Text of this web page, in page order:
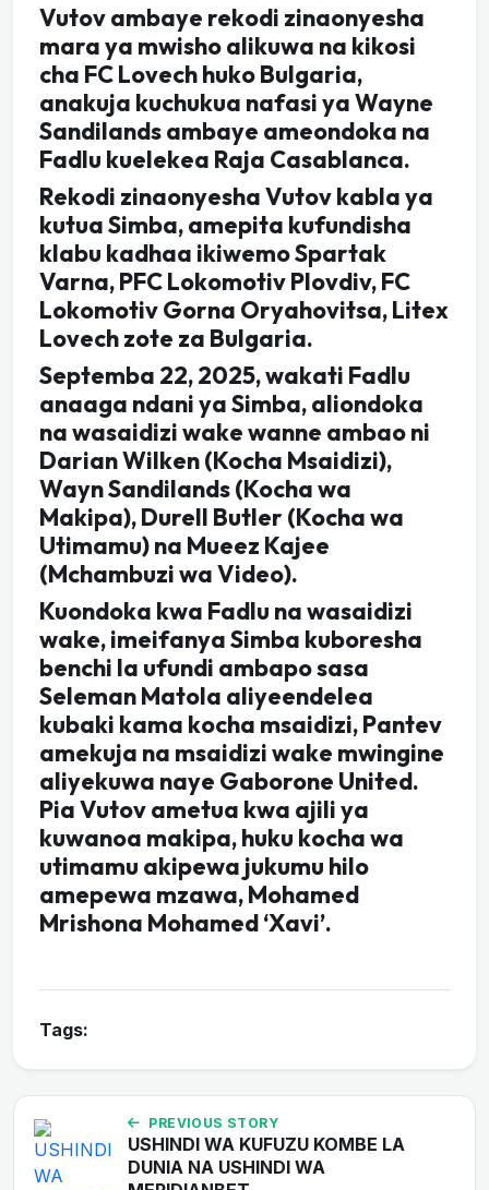
Vutov ambaye rekodi zinaonyesha
mara ya mwisho alikuwa na kikosi
cha FC Lovech huko Bulgaria,
anakuja kuchukua nafasi ya Wayne
Sandilands ambaye ameondoka na
Fadlu kuelekea Raja Casablanca.
Rekodi zinaonyesha Vutov kabla ya
kutua Simba, amepita kufundisha
klabu kadhaa ikiwemo Spartak
Varna, PFC Lokomotiv Plovdiv, FC
Lokomotiv Gorna Oryahovitsa, Litex
Lovech zote za Bulgaria.
Septemba 22, 2025, wakati Fadlu
anaaga ndani ya Simba, aliondoka
na wasaidizi wake wanne ambao ni
Darian Wilken (Kocha Msaidizi),
Wayn Sandilands (Kocha wa
Makipa), Durell Butler (Kocha wa
Utimamu) na Mueez Kajee
(Mchambuzi wa Video).
Kuondoka kwa Fadlu na wasaidizi
wake, imeifanya Simba kuboresha
benchi la ufundi ambapo sasa
Seleman Matola aliyeendelea
kubaki kama kocha msaidizi, Pantev
amekuja na msaidizi wake mwingine
aliyekuwa naye Gaborone United.
Pia Vutov ametua kwa ajili ya
kuwanoa makipa, huku kocha wa
utimamu akipewa jukumu hilo
amepewa mzawa, Mohamed
Mrishona Mohamed ‘Xavi’.
Tags:
PREVIOUS STORY
USHINDI WA KUFUZU KOMBE LA
DUNIA NA USHINDI WA